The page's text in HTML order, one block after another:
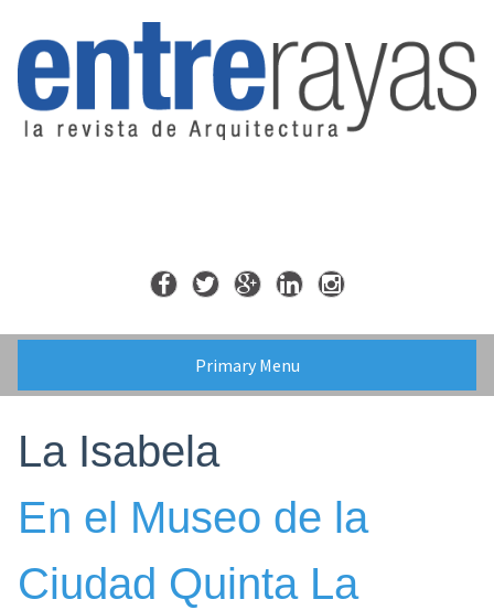
content
Primary Menu
La Isabela
En el Museo de la
Ciudad Quinta La